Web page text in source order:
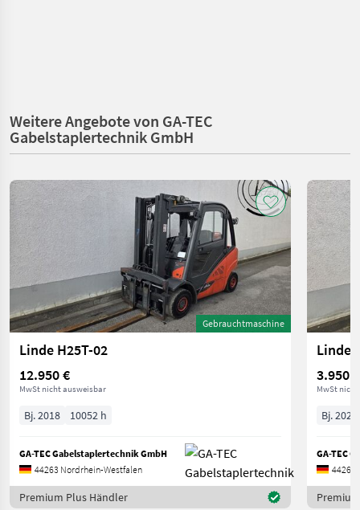
Weitere Angebote von GA-TEC
Gabelstaplertechnik GmbH
Gebrauchtmaschine
Linde H25T-02
12.950 €
MwSt nicht ausweisbar
Bj. 2018 10052 h
GA-TEC Gabelstaplertechnik GmbH
44263 Nordrhein-Westfalen
Premium Plus Händler
Linde
3.950 €
MwSt
Bj. 2021
GA-TEC
44263